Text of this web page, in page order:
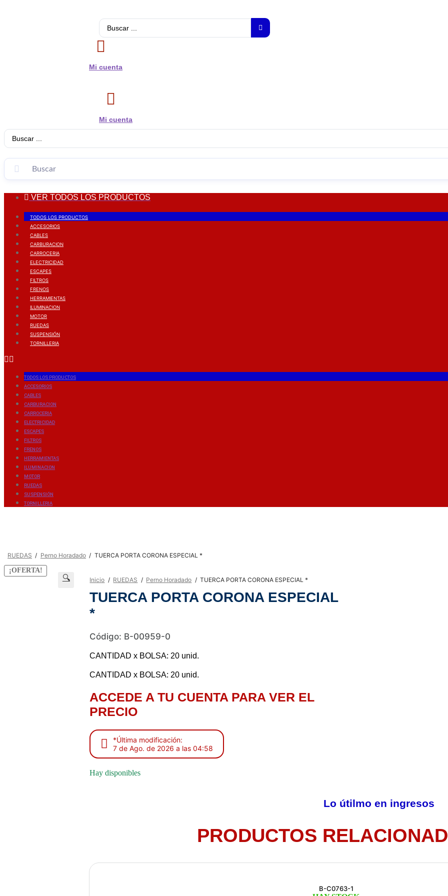
Search
Mi cuenta
Mi cuenta
Search
VER TODOS LOS PRODUCTOS
TODOS LOS PRODUCTOS
ACCESORIOS
CABLES
CARBURACION
CARROCERIA
ELECTRICIDAD
ESCAPES
FILTROS
FRENOS
HERRAMIENTAS
ILUMINACION
MOTOR
RUEDAS
SUSPENSIÓN
TORNILLERIA
TODOS LOS PRODUCTOS
ACCESORIOS
CABLES
CARBURACION
CARROCERIA
ELECTRICIDAD
ESCAPES
FILTROS
FRENOS
HERRAMIENTAS
ILUMINACION
MOTOR
RUEDAS
SUSPENSIÓN
TORNILLERIA
RUEDAS / Perno Horadado / TUERCA PORTA CORONA ESPECIAL *
🔍
¡OFERTA!
Inicio / RUEDAS / Perno Horadado / TUERCA PORTA CORONA ESPECIAL *
TUERCA PORTA CORONA ESPECIAL
*
Código: B-00959-0
CANTIDAD x BOLSA: 20 unid.
CANTIDAD x BOLSA: 20 unid.
ACCEDE A TU CUENTA PARA VER EL
PRECIO
*Última modificación:
7 de Ago. de 2026 a las 04:58
Hay disponibles
Lo útilmo en ingresos
PRODUCTOS
B-C0763-1